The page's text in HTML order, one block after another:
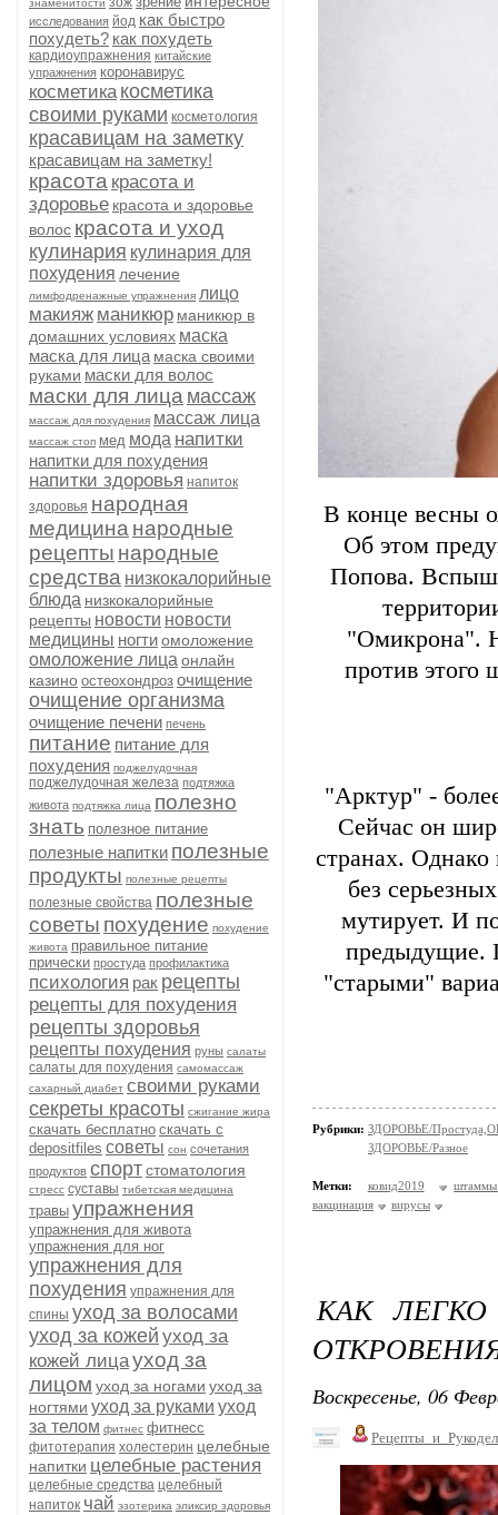
знаменитости
исследования йод как быстро
похудеть? как похудеть
кардиоупражнения китайские
упражнения коронавирус
косметика косметика
своими руками косметология
красавицам на заметку
красавицам на заметку!
красота красота и
здоровье красота и здоровье
волос красота и уход
кулинария кулинария для
похудения лечение
лимфодренажные упражнения лицо
макияж маникюр маникюр в
домашних условиях маска
маска для лица маска своими
руками маски для волос
маски для лица массаж
массаж для похудения массаж лица
массаж стоп мед мода напитки
напитки для похудения
напитки здоровья напиток
здоровья народная
медицина народные
рецепты народные
средства низкокалорийные
блюда низкокалорийные
рецепты новости новости
медицины ногтиомоложение
омоложение лица онлайн
казино остеохондроз очищение
очищение организма
очищение печени печень
питание питание для
похудения поджелудочная
поджелудочная железа подтяжка
живота подтяжка лица полезно
знать полезное питание
полезные напитки полезные
продукты полезные рецепты
полезные свойства полезные
советы похудение похудение
живота правильное питание
прически простуда профилактика
психология рак рецепты
рецепты для похудения
рецепты здоровья
рецепты похудения руны салаты
салаты для похудения самомассаж
сахарный диабет своими руками
секреты красоты сжигание жира
скачать бесплатно скачать с
depositfiles советы сон сочетания
продуктов спортстоматология
стресс суставы тибетская медицина
травы упражнения
упражнения для живота
упражнения для ног
упражнения для
похудения упражнения для
спины уход за волосами
уход за кожей уход за
кожей лицауход за
лицом уход за ногами уход за
ногтями уход за руками уход
за телом фитнес фитнесс
фитотерапия холестерин целебные
напитки целебные растения
целебные средства целебный
напиток чай эзотерика эликсир здоровья
В конце весны
Об этом
Попова.
"Омикрона".
против этого
"Арктур" -
Сейчас он
странах. Однако
без
мутирует. И
предыдущие.
"старыми"
Рубрики: ЗДОРОВЬЕ/
ЗДОРОВЬЕ/Разное
Метки: ковид2019
вакцинация
вирусы
КАК
Воскресенье, 06